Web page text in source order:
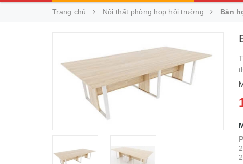
Cataloge
Trang chủ Nội thất phòng họp hội trường Bàn